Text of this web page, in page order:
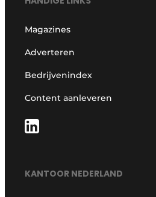
Magazines
Adverteren
Bedrijvenindex
Content aanleveren
KANTOOR NEDERLAND